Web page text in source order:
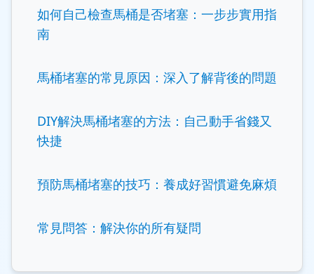
如何自己檢查馬桶是否堵塞：一步步實用指
南
馬桶堵塞的常見原因：深入了解背後的問題
DIY解決馬桶堵塞的方法：自己動手省錢又
快捷
預防馬桶堵塞的技巧：養成好習慣避免麻煩
常見問答：解決你的所有疑問